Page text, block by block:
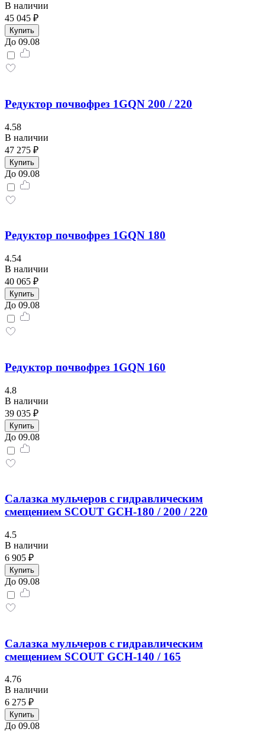
В наличии
45 045 ₽
Купить
До 09.08
Редуктор почвофрез 1GQN 200 / 220
4.58
В наличии
47 275 ₽
Купить
До 09.08
Редуктор почвофрез 1GQN 180
4.54
В наличии
40 065 ₽
Купить
До 09.08
Редуктор почвофрез 1GQN 160
4.8
В наличии
39 035 ₽
Купить
До 09.08
Салазка мульчеров с гидравлическим
смещением SCOUT GCH-180 / 200 / 220
4.5
В наличии
6 905 ₽
Купить
До 09.08
Салазка мульчеров с гидравлическим
смещением SCOUT GCH-140 / 165
4.76
В наличии
6 275 ₽
Купить
До 09.08